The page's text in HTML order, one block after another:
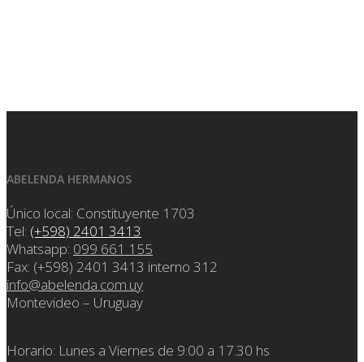
ABELENDA HERMANOS
Único local: Constituyente 1703
Tel: (+598) 2401 3413
Whatsapp: 099 661 155
Fax: (+598) 2401 3413 interno 312
info@abelenda.com.uy
Montevideo – Uruguay
Horario: Lunes a Viernes de 9:00 a 17.30 hs